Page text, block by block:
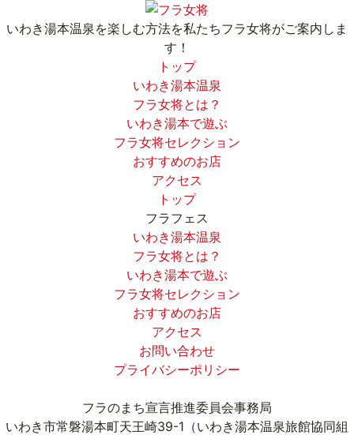
いわき湯本温泉を楽しむ方法を私たちフラ女将がご案内しま
す！
トップ
いわき湯本温泉
フラ女将とは？
いわき湯本で遊ぶ
フラ女将セレクション
おすすめのお店
アクセス
トップ
フラフェス
いわき湯本温泉
フラ女将とは？
いわき湯本で遊ぶ
フラ女将セレクション
おすすめのお店
アクセス
お問い合わせ
プライバシーポリシー
フラのまち宣言推進委員会事務局
いわき市常磐湯本町天王崎39-1（いわき湯本温泉旅館協同組